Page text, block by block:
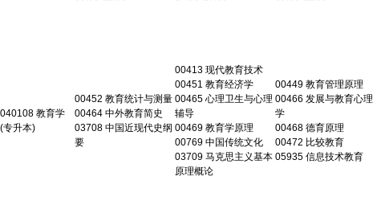
040108 教育学
(专升本)
00452 教育统计与测量
00464 中外教育简史
03708 中国近现代史纲
要
00413 现代教育技术
00451 教育经济学
00465 心理卫生与心理
辅导
00469 教育学原理
00769 中国传统文化
03709 马克思主义基本
原理概论
00449 教育管理原理
00466 发展与教育心理
学
00468 德育原理
00472 比较教育
05935 信息技术教育